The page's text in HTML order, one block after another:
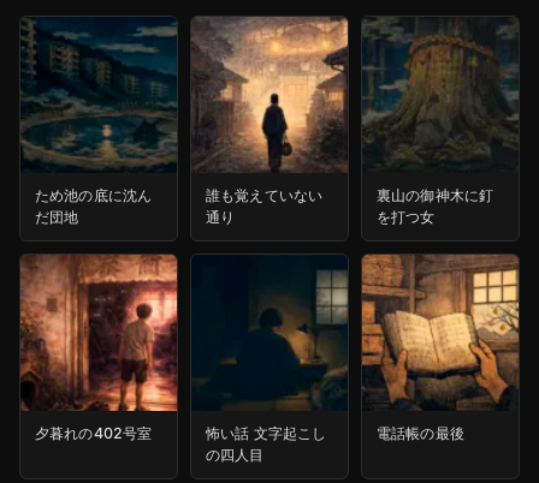
ため池の底に沈ん
だ団地
誰も覚えていない
通り
裏山の御神木に釘
を打つ女
夕暮れの402号室
怖い話 文字起こし
の四人目
電話帳の最後